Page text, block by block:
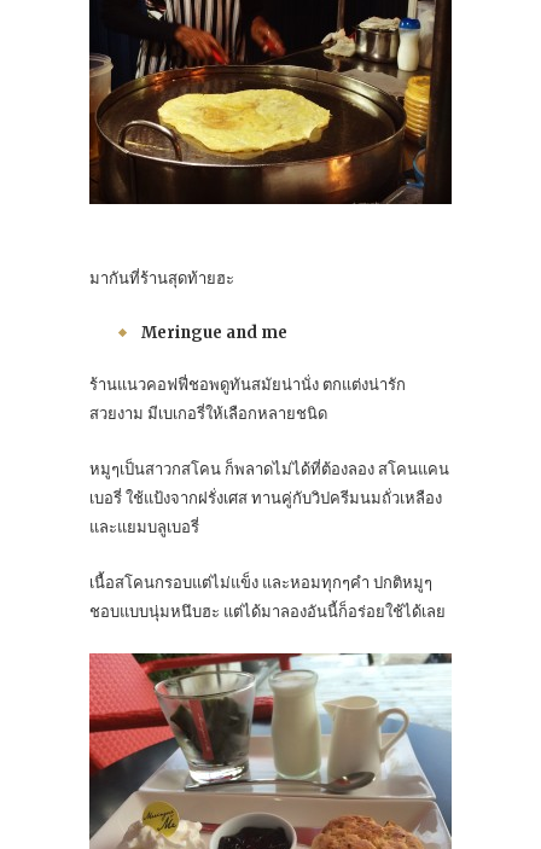
มากันที่ร้านสุดท้ายฮะ
Meringue and me
ร้านแนวคอฟฟี่ชอพดูทันสมัยน่านั่ง ตกแต่งน่ารัก
สวยงาม มีเบเกอรี่ให้เลือกหลายชนิด
หมูๆเป็นสาวกสโคน ก็พลาดไม่ได้ที่ต้องลอง สโคนแคน
เบอรี่ ใช้แป้งจากฝรั่งเศส ทานคู่กับวิปครีมนมถั่วเหลือง
และแยมบลูเบอรี่
เนื้อสโคนกรอบแต่ไม่แข็ง และหอมทุกๆคำ ปกติหมูๆ
ชอบแบบนุ่มหนึบฮะ แต่ได้มาลองอันนี้ก็อร่อยใช้ได้เลย